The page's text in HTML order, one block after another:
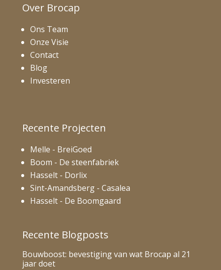
Over Brocap
Ons Team
Onze Visie
Contact
Blog
Investeren
Recente Projecten
Melle - BreiGoed
Boom - De steenfabriek
Hasselt - Dorlix
Sint-Amandsberg - Casalea
Hasselt - De Boomgaard
Recente Blogposts
Bouwboost: bevestiging van wat Brocap al 21
jaar doet